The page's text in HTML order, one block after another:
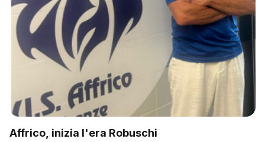
Affrico, inizia l'era Robuschi